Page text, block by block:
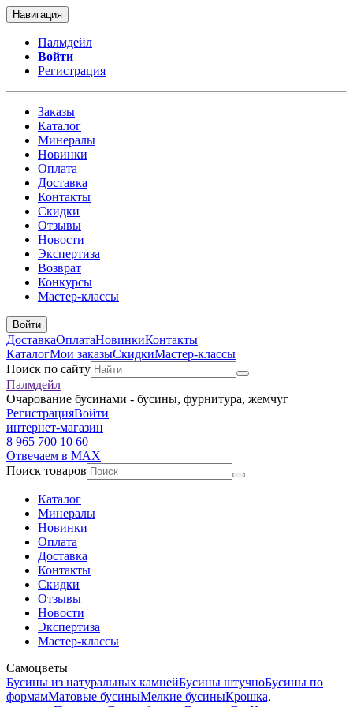
Навигация
Палмдейл
Войти
Регистрация
Заказы
Каталог
Минералы
Новинки
Оплата
Доставка
Контакты
Скидки
Отзывы
Новости
Экспертиза
Возврат
Конкурсы
Мастер-классы
Войти
ДоставкаОплатаНовинкиКонтакты
КаталогМои заказыСкидкиМастер-классы
Поиск по сайту
Палмдейл
Очарование бусинами - бусины, фурнитура, жемчуг
РегистрацияВойти
интернет-магазин
8 965 700 10 60
Отвечаем в MAX
Поиск товаров
Каталог
Минералы
Новинки
Оплата
Доставка
Контакты
Скидки
Отзывы
Новости
Экспертиза
Мастер-классы
Самоцветы
Бусины из натуральных камнейБусины штучноБусины по
формамМатовые бусиныМелкие бусиныКрошка,